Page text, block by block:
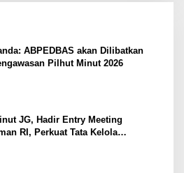
ABPEDBAS akan Dilibatkan
Pilhut Minut 2026
JG, Hadir Entry Meeting
RI, Perkuat Tata Kelola